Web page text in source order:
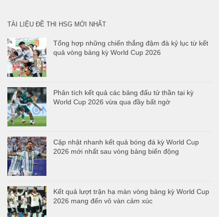
TÀI LIỆU ĐỀ THI HSG MỚI NHẤT
Tổng hợp những chiến thắng đậm đà kỷ lục từ kết
quả vòng bảng kỳ World Cup 2026
Phân tích kết quả các bảng đấu tử thần tại kỳ
World Cup 2026 vừa qua đầy bất ngờ
Cập nhật nhanh kết quả bóng đá kỳ World Cup
2026 mới nhất sau vòng bảng biến động
Kết quả lượt trận hạ màn vòng bảng kỳ World Cup
2026 mang đến vô vàn cảm xúc